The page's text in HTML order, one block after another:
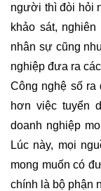
người thì đòi hỏi
khảo sát,
nhân sự cũng
nghiệp đưa ra
Công nghệ số
hơn việc tuyển
doanh nghiệp
Lúc này, mọi
mong muốn có
chính là bộ phận